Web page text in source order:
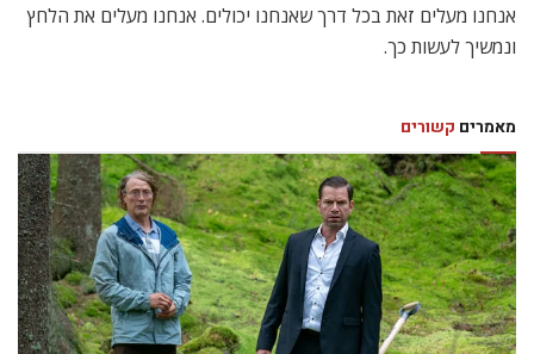
אנחנו מעלים זאת בכל דרך שאנחנו יכולים. אנחנו מעלים את הלחץ
ונמשיך לעשות כך.
מאמרים קשורים